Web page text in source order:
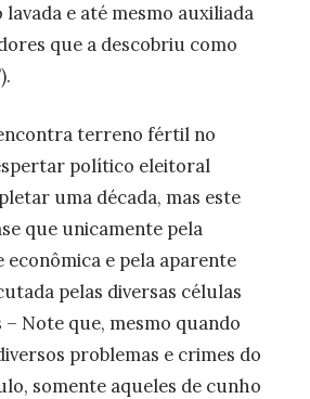
lavada e até mesmo auxiliada
que a descobriu como
terreno fértil no
político eleitoral
uma década, mas este
que unicamente pela
e pela aparente
pelas diversas células
Note que, mesmo quando
problemas e crimes do
somente aqueles de cunho